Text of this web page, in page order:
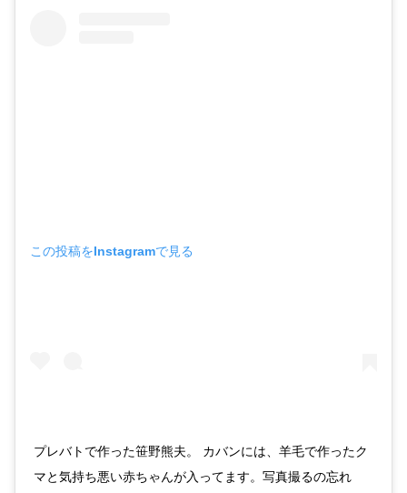
この投稿をInstagramで見る
プレバトで作った笹野熊夫。 カバンには、羊毛で作ったク
マと気持ち悪い赤ちゃんが入ってます。写真撮るの忘れ